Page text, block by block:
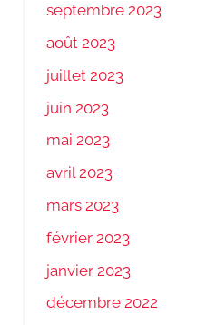
septembre 2023
août 2023
juillet 2023
juin 2023
mai 2023
avril 2023
mars 2023
février 2023
janvier 2023
décembre 2022